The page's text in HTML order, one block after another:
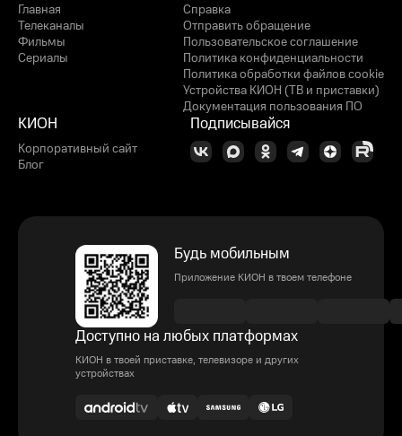
Главная
Телеканалы
Фильмы
Сериалы
Справка
Отправить обращение
Пользовательское соглашение
Политика конфиденциальности
Политика обработки файлов cookie
Устройства КИОН (ТВ и приставки)
Документация пользования ПО
КИОН
Корпоративный сайт
Блог
Подписывайся
Будь мобильным
Приложение КИОН в твоем телефоне
Доступно на любых платформах
КИОН в твоей приставке, телевизоре и других
устройствах